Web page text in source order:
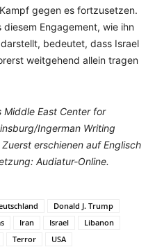
gegen es fortzusetzen.
Engagement, wie ihn
bedeutet, dass Israel
weitgehend allein tragen
East Center for
Ingerman Writing
erschienen auf Englisch
Audiatur-Online.
Donald J. Trump
Iran Israel
Libanon
Terror USA